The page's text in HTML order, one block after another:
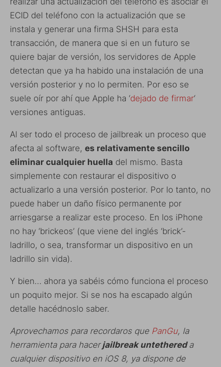
ECID del teléfono con la actualización que se
instala y generar una firma SHSH para esta
transacción, de manera que si en un futuro se
quiere bajar de versión, los servidores de Apple
detectan que ya ha habido una instalación de una
versión posterior y no lo permiten. Por eso se
suele oír por ahí que Apple ha ‘dejado de firmar‘
versiones antiguas.
Al ser todo el proceso de jailbreak un proceso que
afecta al software, es relativamente sencillo
eliminar cualquier huella del mismo. Basta
simplemente con restaurar el dispositivo o
actualizarlo a una versión posterior. Por lo tanto, no
puede haber un daño físico permanente por
arriesgarse a realizar este proceso. En los iPhone
no hay ‘brickeos’ (que viene del inglés ‘brick’-
ladrillo, o sea, transformar un dispositivo en un
ladrillo sin vida).
Y bien… ahora ya sabéis cómo funciona el proceso
un poquito mejor. Si se nos ha escapado algún
detalle hacédnoslo saber.
Aprovechamos para recordaros que PanGu, la
herramienta para hacerjailbreak untethereda
cualquier dispositivo en iOS 8, ya dispone de